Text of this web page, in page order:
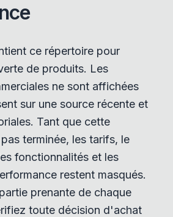
ce répertoire pour
de produits. Les
ne sont affichées
sur une source récente et
Tant que cette
terminée, les tarifs, le
fonctionnalités et les
restent masqués.
prenante de chaque
toute décision d'achat